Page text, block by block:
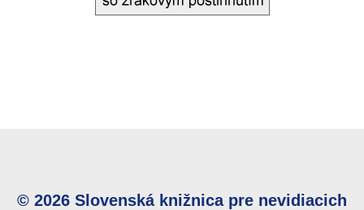
© 2026 Slovenská knižnica pre nevidiacich